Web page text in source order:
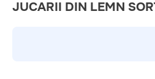
JUCARII DIN LEMN